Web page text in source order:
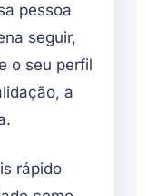
pessoa
seguir,
o seu perfil
a
rápido